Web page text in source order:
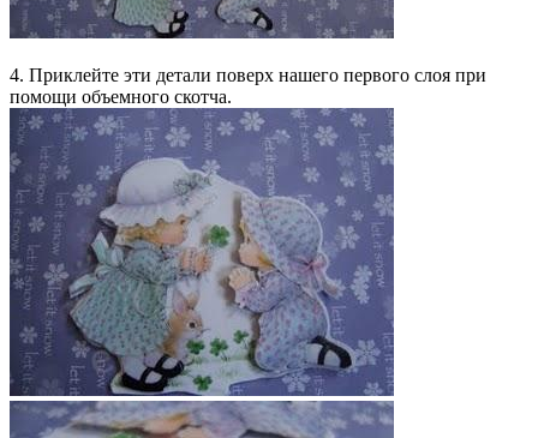
4. Приклейте эти детали поверх нашего первого слоя при
помощи объемного скотча.